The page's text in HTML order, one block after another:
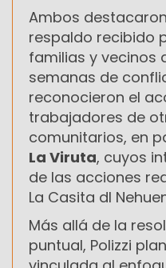
Ambos
respaldo recibido
familias y vecinos
semanas de
reconocieron el
trabajadores de
comunitarios, en
La Viruta, cuyos
de las acciones
La Casita dl
Más allá de la
puntual, Polizzi